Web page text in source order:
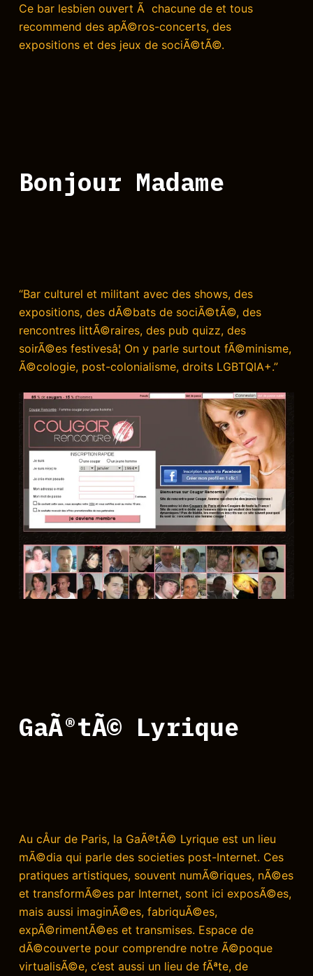
Ce bar lesbien ouvert Ã chacune de et tous
recommend des apÃ©ros-concerts, des
expositions et des jeux de sociÃ©tÃ©.
Bonjour Madame
“Bar culturel et militant avec des shows, des
expositions, des dÃ©bats de sociÃ©tÃ©, des
rencontres littÃ©raires, des pub quizz, des
soirÃ©es festivesâ¦ On y parle surtout fÃ©minisme,
Ã©cologie, post-colonialisme, droits LGBTQIA+.”
GaÃ®tÃ© Lyrique
Au cÅur de Paris, la GaÃ®tÃ© Lyrique est un lieu
mÃ©dia qui parle des societies post-Internet. Ces
pratiques artistiques, souvent numÃ©riques, nÃ©es
et transformÃ©es par Internet, sont ici exposÃ©es,
mais aussi imaginÃ©es, fabriquÃ©es,
expÃ©rimentÃ©es et transmises. Espace de
dÃ©couverte pour comprendre notre Ã©poque
virtualisÃ©e, c’est aussi un lieu de fÃªte, de